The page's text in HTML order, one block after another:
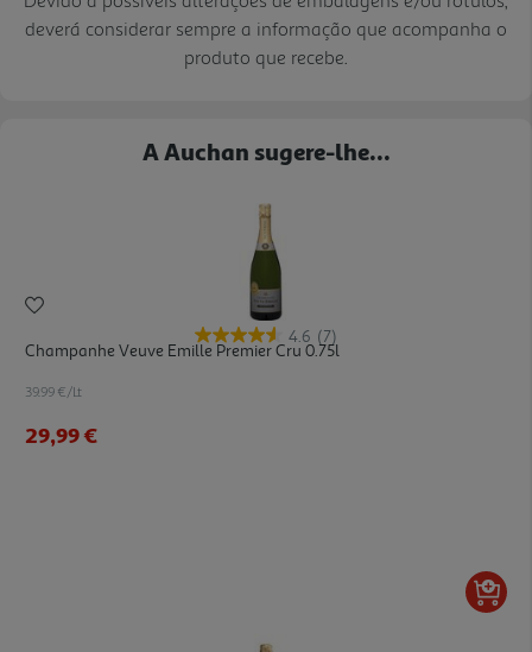
deverá considerar sempre a informação que acompanha o
produto que recebe.
A Auchan sugere-lhe...
4.6 (7)
Champanhe Veuve Emille Premier Cru 0.75l
39.99 €/Lt
29,99 €